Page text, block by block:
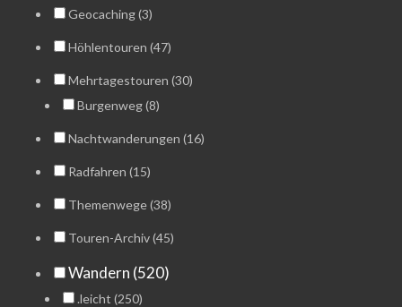
Geocaching (3)
Höhlentouren (47)
Mehrtagestouren (30)
Burgenweg (8)
Nachtwanderungen (16)
Radfahren (15)
Themenwege (38)
Touren-Archiv (45)
Wandern (520)
.leicht (250)